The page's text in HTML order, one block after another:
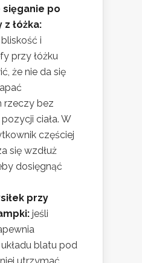
po
łóżka:
i
przy łóżku
że nie da się
rzeczy bez
ciała. W
częściej
się wzdłuż
dosięgnąć
przy
jeśli
blatu pod